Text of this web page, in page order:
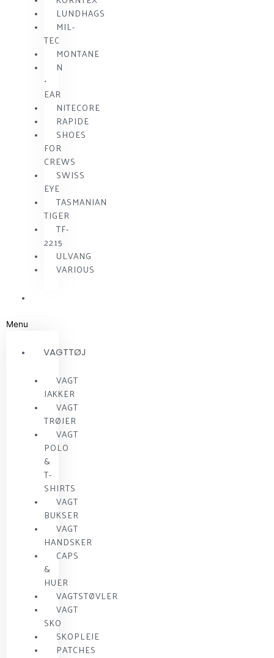
LUNDHAGS
MIL-
TEC
MONTANE
N
•
EAR
NITECORE
RAPIDE
SHOES
FOR
CREWS
SWISS
EYE
TASMANIAN
TIGER
TF-
2215
ULVANG
VARIOUS
Menu
VAGTTØJ
VAGT
JAKKER
VAGT
TRØJER
VAGT
POLO
&
T-
SHIRTS
VAGT
BUKSER
VAGT
HANDSKER
CAPS
&
HUER
VAGTSTØVLER
VAGT
SKO
SKOPLEJE
PATCHES